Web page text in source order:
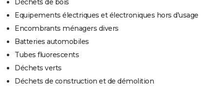
Déchets de bois
Equipements électriques et électroniques hors d'usage
Encombrants ménagers divers
Batteries automobiles
Tubes fluorescents
Déchets verts
Déchets de construction et de démolition